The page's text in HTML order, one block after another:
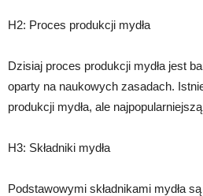
H2: Proces produkcji mydła
Dzisiaj proces produkcji mydła jest
oparty na naukowych zasadach.
produkcji mydła, ale
H3: Składniki mydła
Podstawowymi składnikami mydła